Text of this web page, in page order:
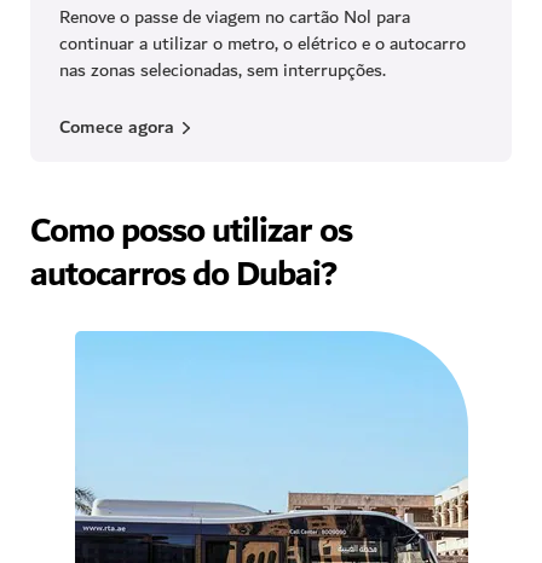
Renove o passe de viagem no cartão Nol para
continuar a utilizar o metro, o elétrico e o autocarro
nas zonas selecionadas, sem interrupções.
Comece agora
Como posso utilizar os
autocarros do Dubai?